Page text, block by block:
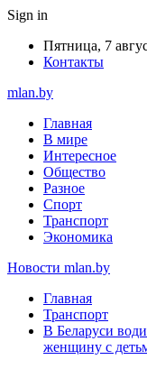
Sign in
Пятница, 7
Контакты
mlan.by
Главная
В мире
Интересное
Общество
Разное
Спорт
Транспорт
Экономика
Новости mlan.by
Главная
Транспорт
В Беларуси
женщину с